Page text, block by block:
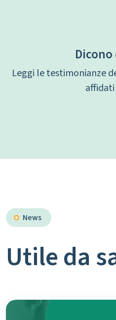
Leggi le testimonianze
affidati
News
Utile da